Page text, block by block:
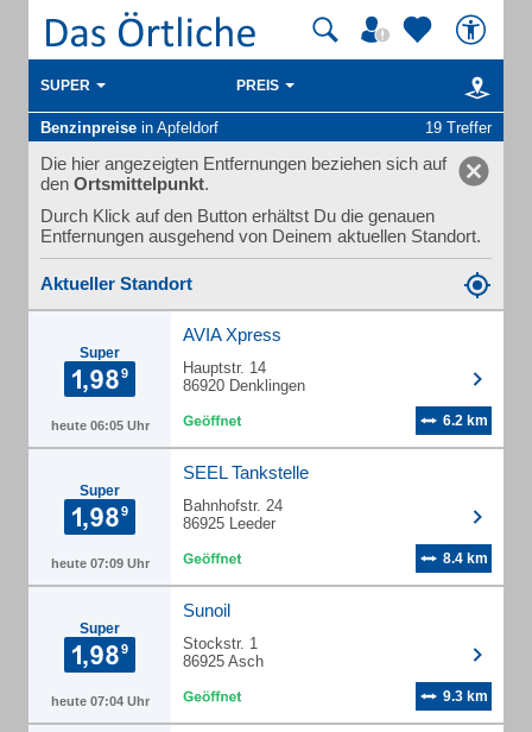
SUPER PREIS
Benzinpreise in Apfeldorf 19 Treffer
Die hier angezeigten Entfernungen beziehen sich auf
den Ortsmittelpunkt.
Durch Klick auf den Button erhältst Du die genauen
Entfernungen ausgehend von Deinem aktuellen Standort.
Aktueller Standort
Super
heute 06:05 Uhr
AVIA Xpress
Hauptstr. 14
86920 Denklingen
6.2 km
Super
heute 07:09 Uhr
SEEL Tankstelle
Bahnhofstr. 24
86925 Leeder
8.4 km
Super
heute 07:04 Uhr
Sunoil
Stockstr. 1
86925 Asch
9.3 km